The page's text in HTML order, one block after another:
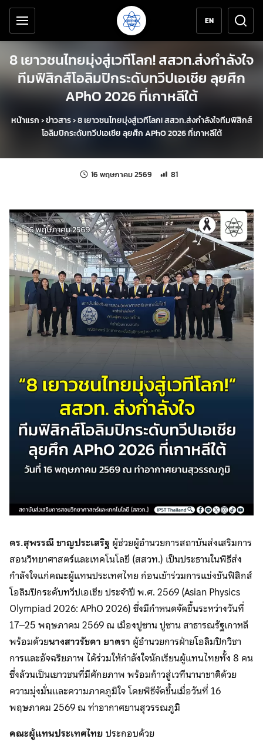
ข้ามไปยังเนื้อหาหลัก
เครื่องมือช่วยเหลือ
EN
8 เยาวชนไทยมุ่งสู่เวทีโลก! สสวท.ส่งกำลังใจ
ทีมฟิสิกส์โอลิมปิกระดับทวีปเอเชีย ลุยศึก
APhO 2026 ที่เกาหลีใต้
หน้าแรก›ข่าวสาร›8 เยาวชนไทยมุ่งสู่เวทีโลก! สสวท.ส่งกำลังใจทีมฟิสิกส์
โอลิมปิกระดับทวีปเอเชีย ลุยศึก APhO 2026 ที่เกาหลีใต้
16 พฤษภาคม 2569 แก้ไขล่าสุดเมื่อ:
จำนวนการเข้าชม 81 ครั้ง
81
ดร.สุพรรณี ชาญประเสริฐ ผู้ช่วยผู้อำนวยการสถาบันส่งเสริมการ
สอนวิทยาศาสตร์และเทคโนโลยี (สสวท.) เป็นประธานในพิธีส่ง
กำลังใจแก่คณะผู้แทนประเทศไทย ก่อนเข้าร่วมการแข่งขันฟิสิกส์
โอลิมปิกระดับทวีปเอเชีย ประจำปี พ.ศ. 2569 (Asian Physics
Olympiad 2026: APhO 2026) ซึ่งมีกำหนดจัดขึ้นระหว่างวันที่
17–25 พฤษภาคม 2569 ณ เมืองปูซาน ปูซาน สาธารณรัฐเกาหลี
พร้อมด้วยนางสาวรัชดา ยาตรา ผู้อำนวยการฝ่ายโอลิมปิกวิชา
การและอัจฉริยภาพ ได้ร่วมให้กำลังใจนักเรียนผู้แทนไทยทั้ง 8 คน
ซึ่งล้วนเป็นเยาวชนที่มีศักยภาพ พร้อมก้าวสู่เวทีนานาชาติด้วย
ความมุ่งมั่นและความภาคภูมิใจ โดยพิธีจัดขึ้นเมื่อวันที่ 16
พฤษภาคม 2569 ณ ท่าอากาศยานสุวรรณภูมิ
คณะผู้แทนประเทศไทยประกอบด้วย